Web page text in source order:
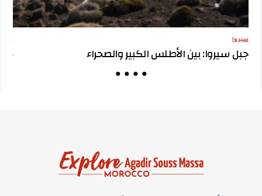
سيروا
جبل سيروا: بين الأطلس الكبير والصحراء